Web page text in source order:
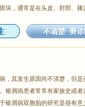
块，通常是在头皮、肘部、膝
，其发生原因尚不清楚，但是
银屑病患者常常有家族史或者
银屑病双胞胎的研究是很有意